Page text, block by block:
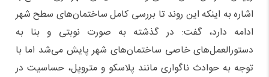
اشاره به اینکه این روند تا بررسی کامل ساختمان‌های سطح شهر
ادامه دارد، گفت: در گذشته به صورت نوبتی و بنا به
دستورالعمل‌های خاصی ساختمان‌های شهر پایش می‌شد اما با
توجه به حوادث ناگواری مانند پلاسکو و متروپل، حساسیت در